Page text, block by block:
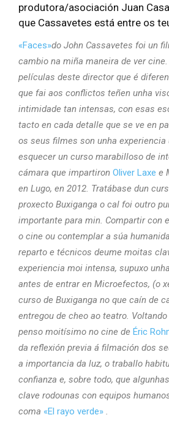
produtora/asociación Juan
que Cassavetes está entre os
«Faces»do John Cassavetes foi un
cambio na miña maneira de ver
películas deste director que é
que fai aos conflictos teñen unha
intimidade tan intensas, con esas
tacto en cada detalle que se ve en
os seus filmes son unha experiencia
esquecer un curso marabilloso de
cámara que impartiron Oliver Laxe e
en Lugo, en 2012. Tratábase dun
proxecto Buxiganga o cal foi outro
importante para min. Compartir con
o cine ou contemplar a súa
reparto e técnicos deume moitas
experiencia moi intensa, supuxo
antes de entrar en Microefectos, (o
curso de Buxiganga no que caín de
entregou de cheo ao teatro.
penso moitísimo no cine de Éric
da reflexión previa á filmación dos
a importancia da luz, o traballo
confianza e, sobre todo, que
clave rodounas con equipos
coma «El rayo verde»